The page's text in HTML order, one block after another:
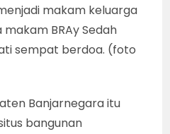
makam keluarga
BRAy Sedah
sempat berdoa. (foto
Banjarnegara itu
bangunan